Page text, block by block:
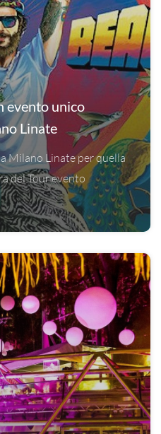
evento unico
Linate
Milano Linate per quella
del Tour evento